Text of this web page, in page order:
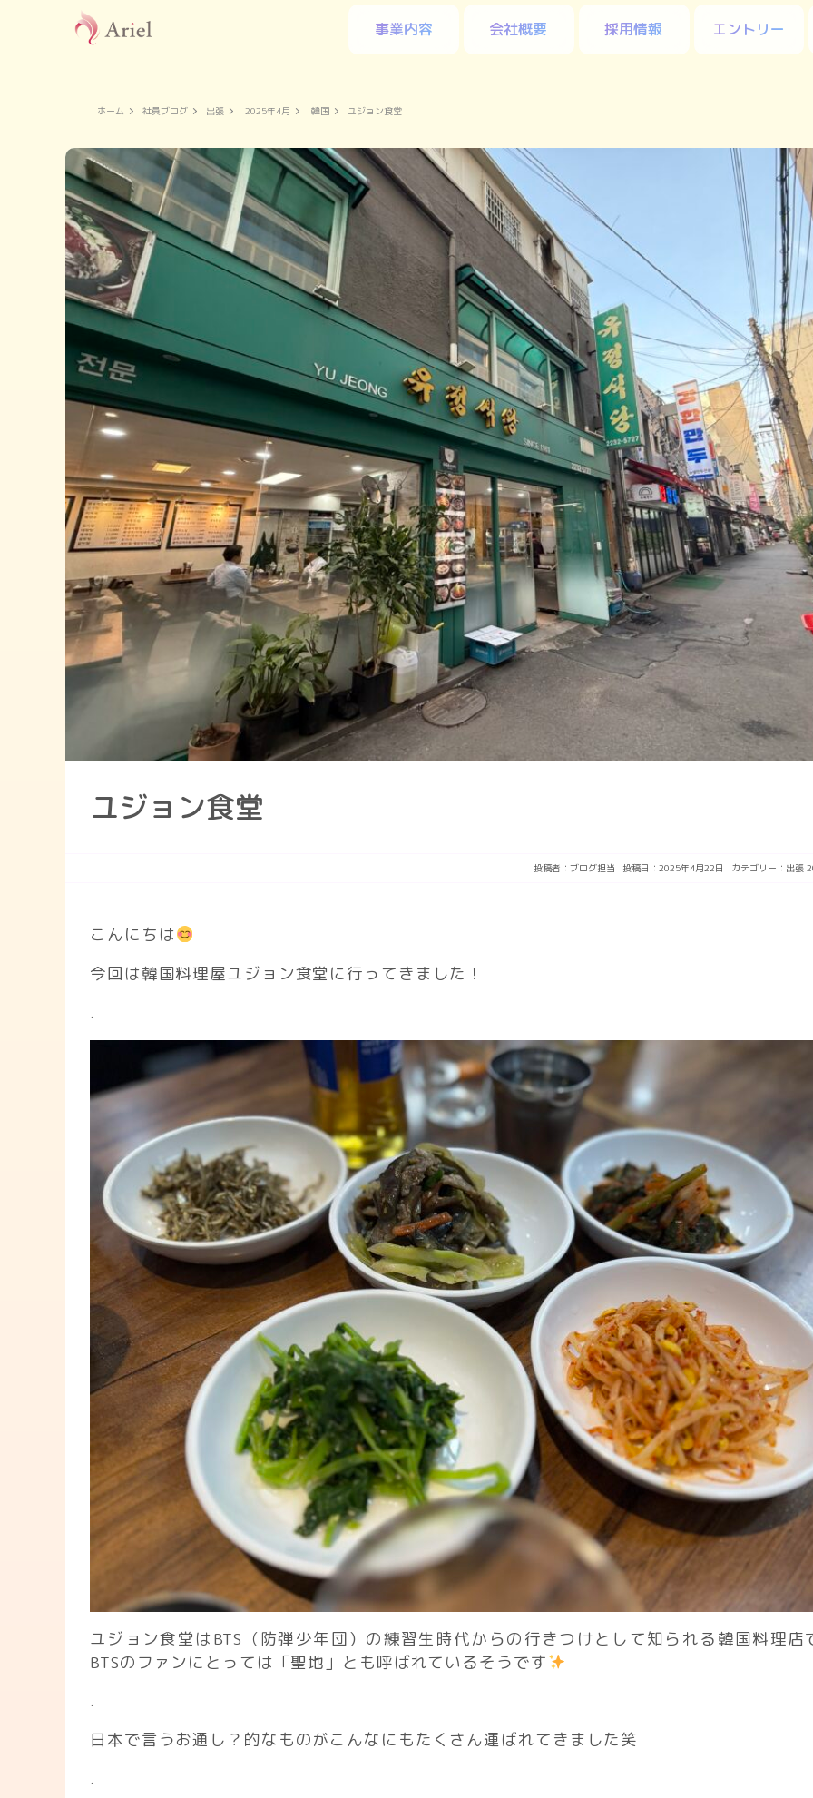
事業内容 会社概要 採用情報 エントリー
ホーム 社員ブログ 出張 2025年4月 韓国 ユジョン食堂
ユジョン食堂
投稿者： ブログ担当 投稿日：2025年4月22日 カテゴリー： 出張
こんにちは
今回は韓国料理屋ユジョン食堂に行ってきました！
.
ユジョン食堂はBTS（防弾少年団）の練習生時代からの行きつけとして知られる韓国料理店
BTSのファンにとっては「聖地」とも呼ばれているそうです
.
日本で言うお通し？的なものがこんなにもたくさん運ばれてきました笑
.